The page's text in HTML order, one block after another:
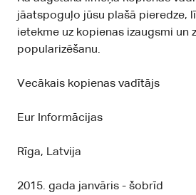
jāatspoguļo jūsu plašā pieredze,
ietekme uz kopienas izaugsmi un
popularizēšanu.
Vecākais kopienas vadītājs
Eur Informācijas
Rīga, Latvija
2015. gada janvāris - šobrīd